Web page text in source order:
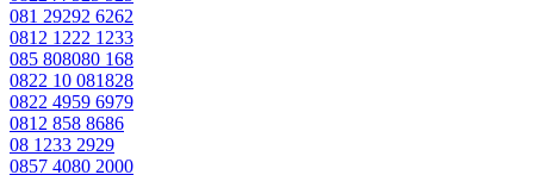
081 29292 6262
0812 1222 1233
085 808080 168
0822 10 081828
0822 4959 6979
0812 858 8686
08 1233 2929
0857 4080 2000